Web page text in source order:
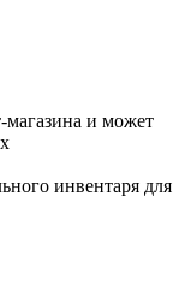
магазина и может
инвентаря для